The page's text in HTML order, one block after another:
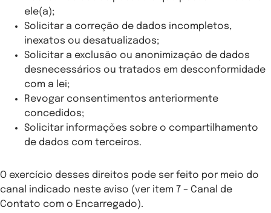
ele(a);
Solicitar a correção de dados incompletos,
inexatos ou desatualizados;
Solicitar a exclusão ou anonimização de dados
desnecessários ou tratados em desconformidade
com a lei;
Revogar consentimentos anteriormente
concedidos;
Solicitar informações sobre o compartilhamento
de dados com terceiros.
O exercício desses direitos pode ser feito por meio do
canal indicado neste aviso (ver item 7 – Canal de
Contato com o Encarregado).